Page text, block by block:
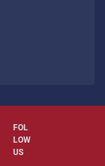
FOL
LOW
US